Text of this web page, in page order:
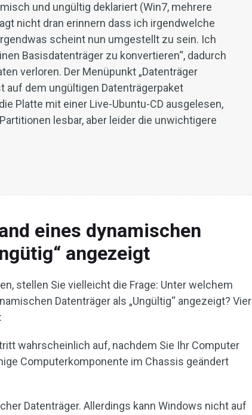
und ungültig deklariert (Win7, mehrere
nicht dran erinnern dass ich irgendwelche
scheint nun umgestellt zu sein. Ich
Basisdatenträger zu konvertieren“, dadurch
verloren. Der Menüpunkt „Datenträger
auf dem ungültigen Datenträgerpaket
Platte mit einer Live-Ubuntu-CD ausgelesen,
lesbar, aber leider die unwichtigere
eines dynamischen
angezeigt
stellen Sie vielleicht die Frage: Unter welchem
Datenträger als „Ungültig“ angezeigt? Vier
wahrscheinlich auf, nachdem Sie Ihr Computer
Computerkomponente im Chassis geändert
Datenträger. Allerdings kann Windows nicht auf